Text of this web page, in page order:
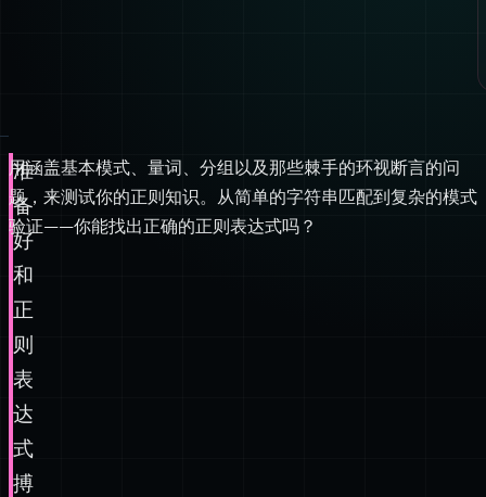
准
备
好
和
正
则
表
达
式
搏
用涵盖基本模式、量词、分组以及那些棘手的环视断言的问
题，来测试你的正则知识。从简单的字符串匹配到复杂的模式
验证——你能找出正确的正则表达式吗？